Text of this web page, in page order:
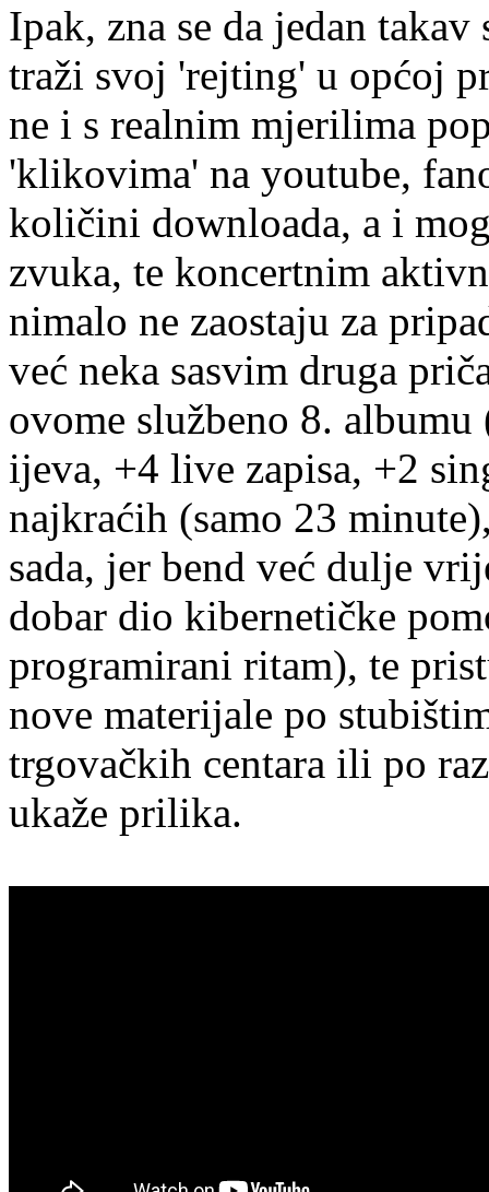
Ipak, zna se da jedan
traži svoj 'rejting' u općoj
ne i s realnim mjerilima
'klikovima' na youtube,
količini downloada, a i
zvuka, te koncertnim
nimalo ne zaostaju za
već neka sasvim druga
ovome službeno 8.
ijeva, +4 live zapisa, +2
najkraćih (samo 23
sada, jer bend već dulje
dobar dio kibernetičke
programirani ritam), te
nove materijale po
trgovačkih centara ili po
ukaže prilika.